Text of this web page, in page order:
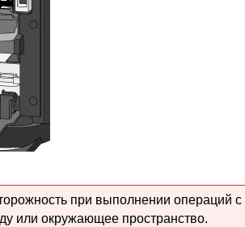
при выполнении операций с
или окружающее пространство.